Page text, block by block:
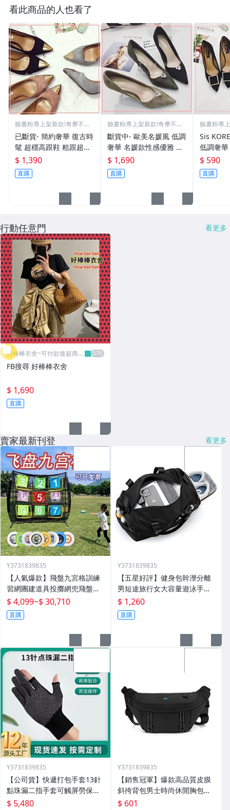
看此商品的人也看了
臉書粉專上架新款!奇摩不再
已斷貨- 簡約奢華 復古時
髦 超穩高跟鞋 粗跟超好
走 名媛風 韓國絨面設計
典雅金屬尖頭高跟鞋
$ 1,390
直購
臉書粉專上架新款!奇摩不再
斷貨中- 歐美名媛風 低調
奢華 名媛款性感優雅 細
高跟韓國設計 氣質簡約
韓系尖頭高跟鞋
$ 1,690
直購
臉書粉專
Sis
低調奢
雅 黑色
計 通勤
感
$ 590
直購
行動任意門 看更多
好棒棒衣舍~可付款後超商取
貨
FB搜尋 好棒棒衣舍
$ 1,690
直購
賣家最新刊登 看更多
Y3731839835
【人氣爆款】飛盤九宮格訓練
習網團建道具投擲網兜飛盤架
戶外運動拓展遊戲
$ 4,099~$ 30,710
直購
Y3731839835
【五星好評】健身包幹溼分離
男短途旅行女大容量遊泳手提
包大獨立鞋倉
$ 1,260
直購
Y3731839835
【公司貨】快遞打包手套13針
點珠漏二指手套可觸屏勞保止
滑外賣騎行手套定製
$ 5,480
Y3731839835
【銷售冠軍】爆款高品質皮膜
斜挎背包男士時尚休閒胸包外
出方便單肩斜挎包
$ 601